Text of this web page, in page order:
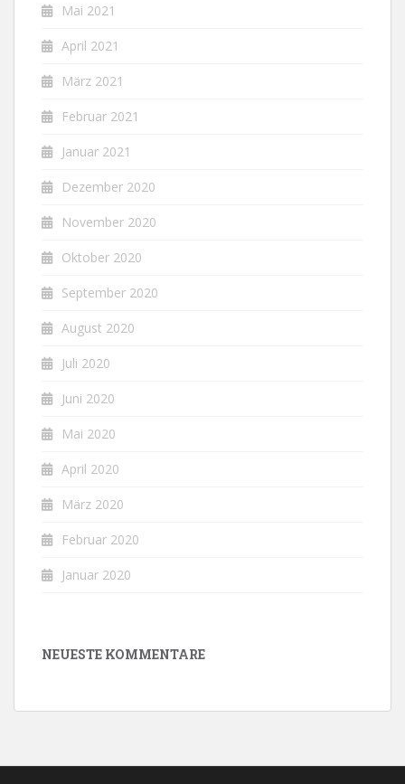
Mai 2021
April 2021
März 2021
Februar 2021
Januar 2021
Dezember 2020
November 2020
Oktober 2020
September 2020
August 2020
Juli 2020
Juni 2020
Mai 2020
April 2020
März 2020
Februar 2020
Januar 2020
NEUESTE KOMMENTARE